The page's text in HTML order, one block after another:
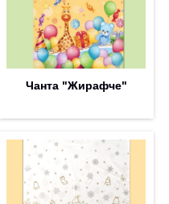
Чанта "Жирафче"